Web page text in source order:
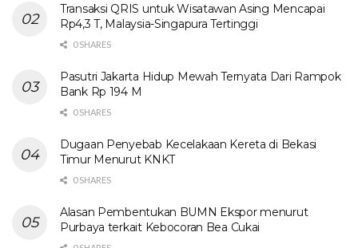
Transaksi QRIS untuk Wisatawan Asing Mencapai
Rp4,3 T, Malaysia-Singapura Tertinggi
0 SHARES
Pasutri Jakarta Hidup Mewah Ternyata Dari Rampok
Bank Rp 194 M
0 SHARES
Dugaan Penyebab Kecelakaan Kereta di Bekasi
Timur Menurut KNKT
0 SHARES
Alasan Pembentukan BUMN Ekspor menurut
Purbaya terkait Kebocoran Bea Cukai